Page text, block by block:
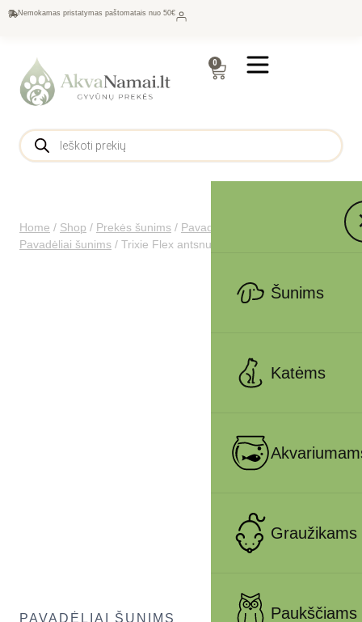
Nemokamas pristatymas paštomatais nuo 50€
0
Šunims
Katėms
Graužikams
Paukščiams
Home / Shop / Prekės šunims / Pavadėliai, antkakliai šunims
Pavadėliai šunims / Trixie Flex antsnukis, guma, L-XL, juodas
PAVADĖLIAI ŠUNIMS